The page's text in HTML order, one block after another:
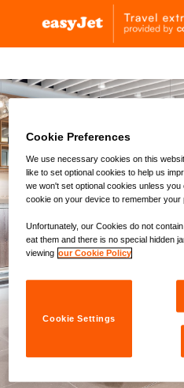
Estacionamento
Aeroporto
hotéis de
aeroporto
Localidade
Data de Retirada do Veículo
Cookie Preferences
We use necessary cookies on this
like to set optional cookies to help us
we won't set optional cookies unless
cookie on your device to remember your
Unfortunately, our Cookies do not
eat them and there is no special hidden
viewing our Cookie Policy
Cookie Settings